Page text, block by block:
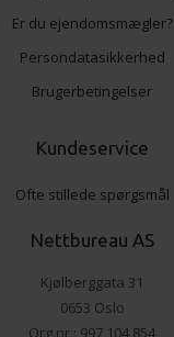
Er du ejendomsmægler?
Persondatasikkerhed
Brugerbetingelser
Kundeservice
Ofte stillede spørgsmål
Nettbureau AS
Kjølberggata 31
0653 Oslo
Org.nr.: 997 104 854